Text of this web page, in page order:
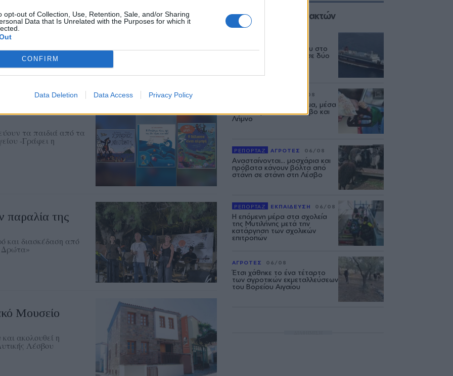
opt-out of Collection, Use, Retention, Sale, and/or Sharing
Data that Is Unrelated with the Purposes for which it
CONFIRM
Data Deletion Data Access Privacy Policy
κοινό
θα μιλήσουν η
ο Δημήτρης
τα παιδιά από τα
-Γράφει η
παραλία της
και διασκέδαση από
Δρώτα»
Μουσείο
ακολουθεί η
Λέσβου
Επιλογές των Συντακτών
Δεύτερη εμπλοκή κάβου στο
«Νήσος Ρόδος» μέσα σε δύο
07/08
Φωτιά πήραν τα καυσιμα, μέσα
στον Αύγουστο σε Λέσβο και
Λήμνο
ΡΕΠΟΡΤΑΖ ΑΓΡΟΤΕΣ 06/08
Ανασταίνονται... μοσχάρια και
πρόβατα κάνουν βόλτα από
στάνη σε στάνη στη Λέσβο
ΡΕΠΟΡΤΑΖ ΕΚΠΑΙΔΕΥΣΗ 06/08
Η επόμενη μέρα στα σχολεία
της Μυτιλήνης μετά την
κατάργηση των σχολικών
επιτροπών
ΑΓΡΟΤΕΣ 06/08
Έτσι χάθηκε το ένα τέταρτο
των αγροτικών εκμεταλλεύσεων
του Βορείου Αιγαίου